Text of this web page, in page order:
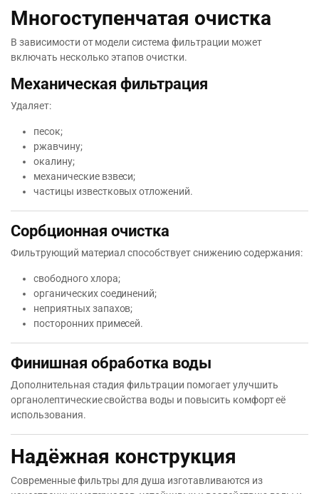
Многоступенчатая очистка
В зависимости от модели система фильтрации может
включать несколько этапов очистки.
Механическая фильтрация
Удаляет:
песок;
ржавчину;
окалину;
механические взвеси;
частицы известковых отложений.
Сорбционная очистка
Фильтрующий материал способствует снижению содержания:
свободного хлора;
органических соединений;
неприятных запахов;
посторонних примесей.
Финишная обработка воды
Дополнительная стадия фильтрации помогает улучшить
органолептические свойства воды и повысить комфорт её
использования.
Надёжная конструкция
Современные фильтры для душа изготавливаются из